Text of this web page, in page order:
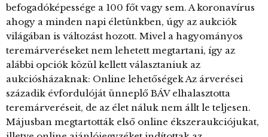
befogadóképessége a 100 főt vagy sem. A koronavírus
ahogy a minden napi életünkben, úgy az aukciók
világában is változást hozott. Mivel a hagyományos
teremárveréseket nem lehetett megtartani, így az
alábbi opciók közül kellett választaniuk az
aukciósházaknak: Online lehetőségek Az árverései
századik évfordulóját ünneplő BÁV elhalasztotta
teremárveréseit, de az élet náluk nem állt le teljesen.
Májusban megtartották első online ékszeraukciójukat,